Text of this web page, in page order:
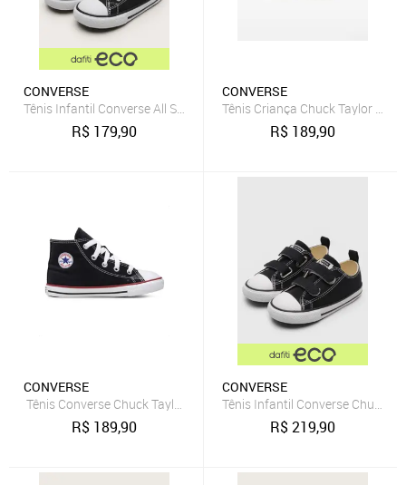
CONVERSE
Tênis Infantil Converse All Star Básico Preto
R$ 179,90
CONVERSE
Tênis Criança Chuck Taylor All
R$ 189,90
CONVERSE
Tênis Converse Chuck Taylor All Star Canvas Cano Alto Juvenil
R$ 189,90
CONVERSE
Tênis Infantil Converse Chuck
R$219,90